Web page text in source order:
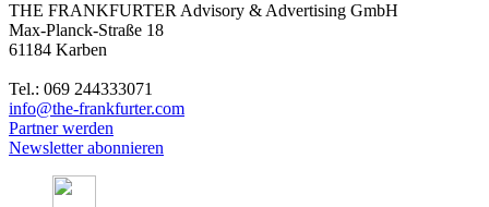
THE FRANKFURTER Advisory & Advertising GmbH
Max-Planck-Straße 18
61184 Karben
Tel.: 069 244333071
info@the-frankfurter.com
Partner werden
Newsletter abonnieren